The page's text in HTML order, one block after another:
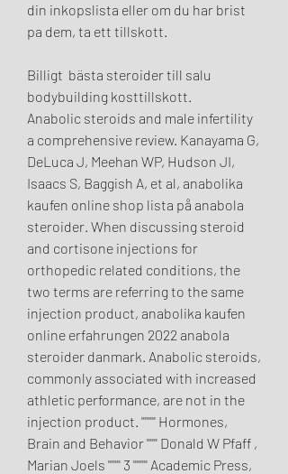
din inkopslista eller om du har brist
pa dem, ta ett tillskott.
Billigt  bästa steroider till salu
bodybuilding kosttillskott.
Anabolic steroids and male infertility
a comprehensive review. Kanayama G,
DeLuca J, Meehan WP, Hudson JI,
Isaacs S, Baggish A, et al, anabolika
kaufen online shop lista på anabola
steroider. When discussing steroid
and cortisone injections for
orthopedic related conditions, the
two terms are referring to the same
injection product, anabolika kaufen
online erfahrungen 2022 anabola
steroider danmark. Anabolic steroids,
commonly associated with increased
athletic performance, are not in the
injection product. '''''''' Hormones,
Brain and Behavior '''''' Donald W Pfaff ,
Marian Joels ''''''' 3 '''''''' Academic Press,